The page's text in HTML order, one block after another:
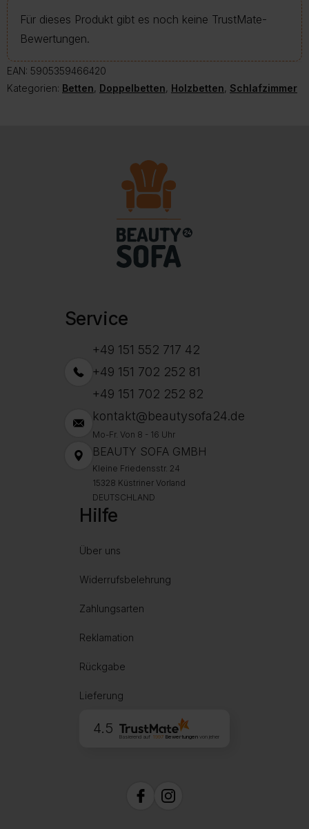
Für dieses Produkt gibt es noch keine TrustMate-
Bewertungen.
EAN: 5905359466420
Kategorien: Betten, Doppelbetten, Holzbetten, Schlafzimmer
Service
+49 151 552 717 42
+49 151 702 252 81
+49 151 702 252 82
kontakt@beautysofa24.de
Mo-Fr. Von 8 - 16 Uhr
BEAUTY SOFA GMBH
Kleine Friedensstr. 24
15328 Küstriner Vorland
DEUTSCHLAND
Hilfe
Über uns
Widerrufsbelehrung
Zahlungsarten
Reklamation
Rückgabe
Lieferung
4.5
Basierend auf 1997Bewertungen von jeher